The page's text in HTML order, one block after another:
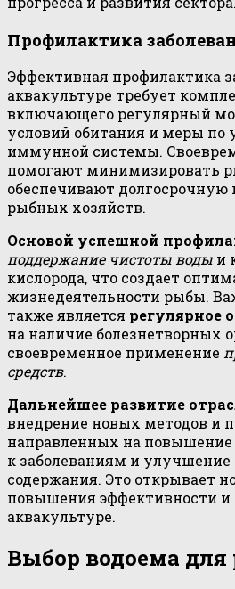
Профилактика
Эффективная профилактика
аквакультуре требует
включающего регулярный
условий обитания и меры по
иммунной системы.
помогают минимизировать
обеспечивают долгосрочную
рыбных хозяйств.
Основой успешной
поддержание чистоты воды и
кислорода, что создает
жизнедеятельности рыбы.
также является регулярное
на наличие болезнетворных
своевременное применение
средств.
Дальнейшее развитие
внедрение новых методов и
направленных на
к заболеваниям и
содержания. Это открывает
повышения эффективности и
аквакультуре.
Выбор водоема для